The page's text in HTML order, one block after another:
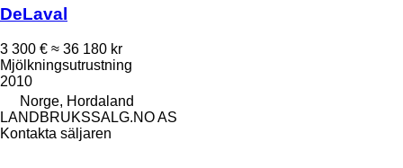
DeLaval
3 300 € ≈ 36 180 kr
Mjölkningsutrustning
2010
Norge, Hordaland
LANDBRUKSSALG.NO AS
Kontakta säljaren